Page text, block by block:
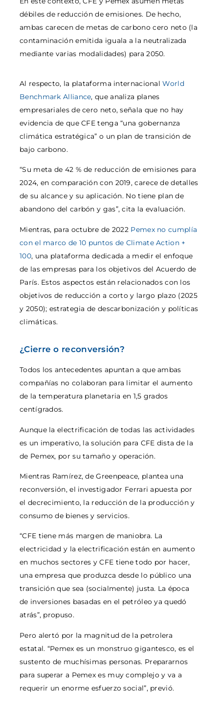
débiles de reducción de emisiones. De hecho,
ambas carecen de metas de carbono cero neto (la
contaminación emitida iguala a la neutralizada
mediante varias modalidades) para 2050.
Al respecto, la plataforma internacionalWorld
Benchmark Alliance, que analiza planes
empresariales de cero neto, señala que no hay
evidencia de que CFE tenga “una gobernanza
climática estratégica” o un plan de transición de
bajo carbono.
“Su meta de 42 % de reducción de emisiones para
2024, en comparación con 2019, carece de detalles
de su alcance y su aplicación. No tiene plan de
abandono del carbón y gas”, cita la evaluación.
Mientras, para octubre de 2022 Pemex no cumplía
con el marco de 10 puntos de Climate Action +
100, una plataforma dedicada a medir el enfoque
de las empresas para los objetivos del Acuerdo de
París. Estos aspectos están relacionados con los
objetivos de reducción a corto y largo plazo (2025
y 2050); estrategia de descarbonización y políticas
climáticas.
¿Cierre o reconversión?
Todos los antecedentes apuntan a que ambas
compañías no colaboran para limitar el aumento
de la temperatura planetaria en 1,5 grados
centígrados.
Aunque la electrificación de todas las actividades
es un imperativo, la solución para CFE dista de la
de Pemex, por su tamaño y operación.
Mientras Ramírez, de Greenpeace, plantea una
reconversión, el investigador Ferrari apuesta por
el decrecimiento, la reducción de la producción y
consumo de bienes y servicios.
“CFE tiene más margen de maniobra. La
electricidad y la electrificación están en aumento
en muchos sectores y CFE tiene todo por hacer,
una empresa que produzca desde lo público una
transición que sea (socialmente) justa. La época
de inversiones basadas en el petróleo ya quedó
atrás”, propuso.
Pero alertó por la magnitud de la petrolera
estatal. “Pemex es un monstruo gigantesco, es el
sustento de muchísimas personas. Prepararnos
para superar a Pemex es muy complejo y va a
requerir un enorme esfuerzo social”, previó.